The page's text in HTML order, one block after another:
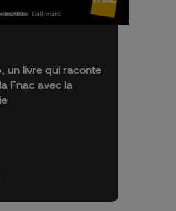
un livre qui raconte
Fnac avec la